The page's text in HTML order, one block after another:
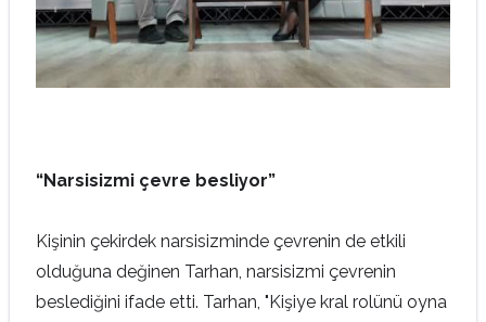
“Narsisizmi çevre besliyor”
Kişinin çekirdek narsisizminde çevrenin de etkili
olduğuna değinen Tarhan, narsisizmi çevrenin
beslediğini ifade etti. Tarhan, "Kişiye kral rolünü oyna